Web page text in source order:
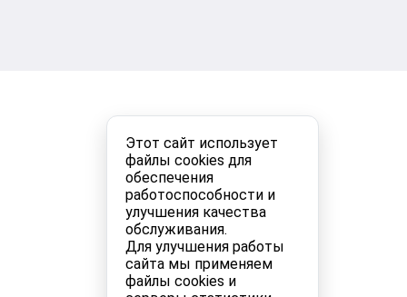
Этот сайт использует
файлы cookies для
обеспечения
работоспособности и
улучшения качества
обслуживания.
Для улучшения работы
сайта мы применяем
файлы cookies и